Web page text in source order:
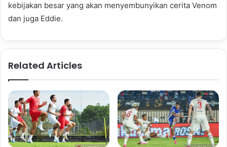
kebijakan besar yang akan menyembunyikan cerita Venom
dan juga Eddie.
Related Articles